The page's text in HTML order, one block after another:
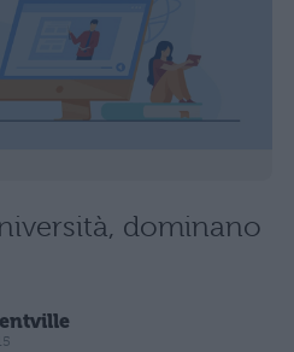
dominano